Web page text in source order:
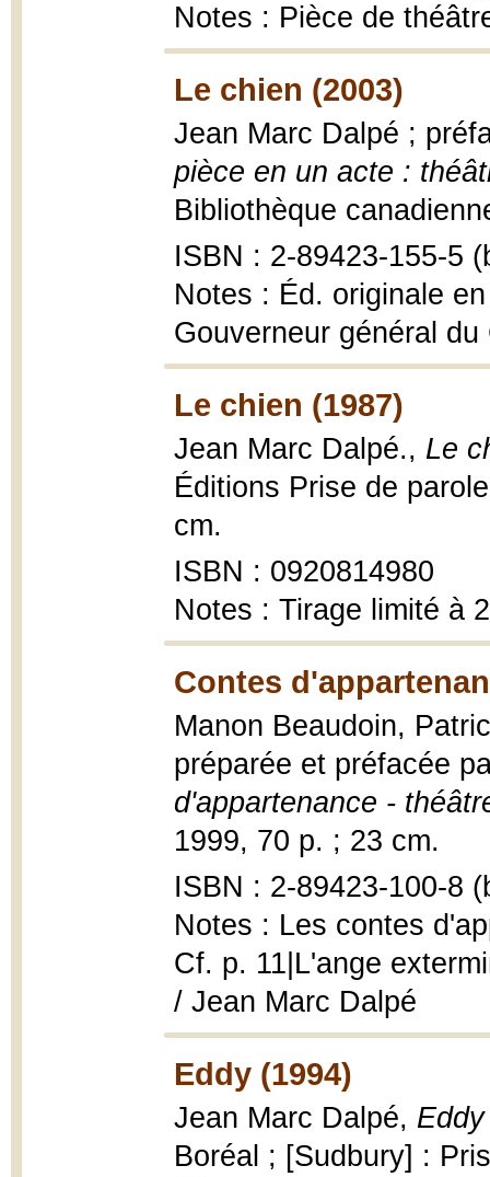
Notes : Pièce de
Le chien (2003)
Jean Marc Dalpé ;
pièce en un acte :
Bibliothèque
ISBN : 2-89423-155-5
Notes : Éd. originale
Gouverneur général
Le chien (1987)
Jean Marc Dalpé., Le
Éditions Prise de
cm.
ISBN : 0920814980
Notes : Tirage limité à
Contes
Manon Beaudoin,
préparée et préfacée
d'appartenance -
1999, 70 p. ; 23 cm.
ISBN : 2-89423-100-8
Notes : Les contes
Cf. p. 11|L'ange
/ Jean Marc Dalpé
Eddy (1994)
Jean Marc Dalpé,
Boréal ; [Sudbury] :